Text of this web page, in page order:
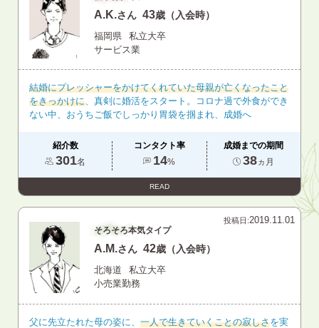
A.K.さん 43歳（入会時）
福岡県
私立大卒
サービス業
結婚にプレッシャーをかけてくれていた母親が亡くなったこと
をきっかけに、真剣に婚活をスタート。コロナ過で外食ができ
ない中、おうちご飯でしっかり胃袋を掴まれ、成婚へ
紹介数
301名
コンタクト率
14%
成婚までの期間
38ヵ月
READ
投稿日:2019.11.01
そろそろ本気タイプ
A.M.さん 42歳（入会時）
北海道
私立大卒
小売業勤務
父に先立たれた母の姿に、 一人で生きていくことの寂しさを実